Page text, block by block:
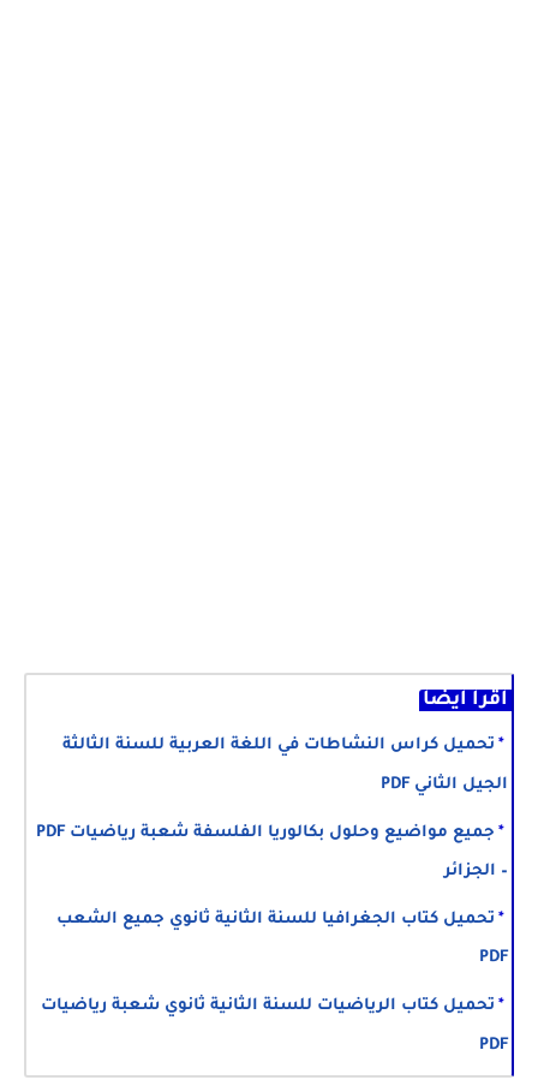
اقرأ أيضا
تحميل كراس النشاطات في اللغة العربية للسنة الثالثة
الجيل الثاني PDF
جميع مواضيع وحلول بكالوريا الفلسفة شعبة رياضيات PDF
– الجزائر
تحميل كتاب الجغرافيا للسنة الثانية ثانوي جميع الشعب
PDF
تحميل كتاب الرياضيات للسنة الثانية ثانوي شعبة رياضيات
PDF